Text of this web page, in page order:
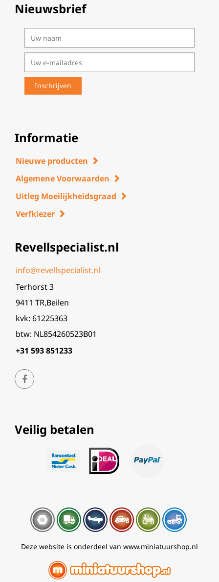
Nieuwsbrief
Informatie
Nieuwe producten
Algemene Voorwaarden
Uitleg Moeilijkheidsgraad
Verfkiezer
Revellspecialist.nl
info@revellspecialist.nl
Terhorst 3
9411 TR,Beilen
kvk: 61225363
btw: NL854260523B01
+31 593 851233
Veilig betalen
Deze website is onderdeel van www.miniatuurshop.nl